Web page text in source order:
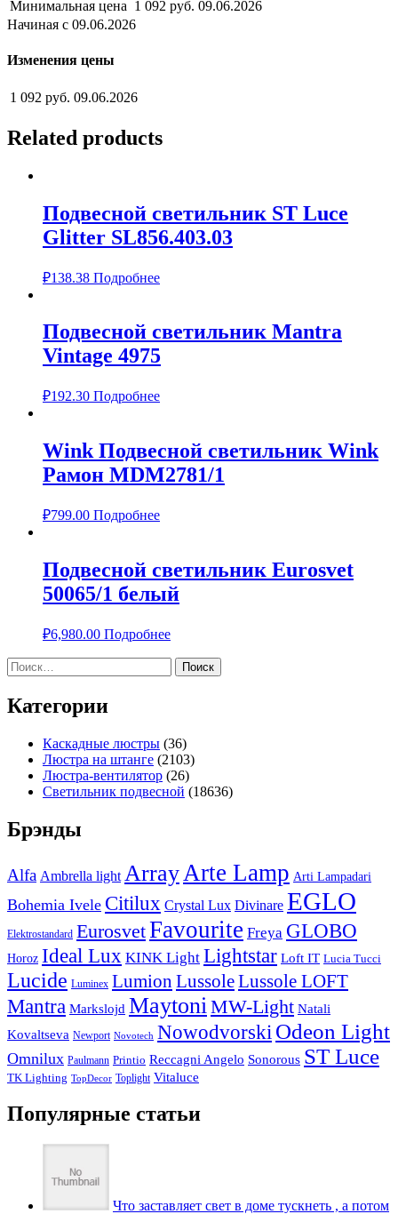
Минимальная цена 1 092 руб. 09.06.2026
Начиная с 09.06.2026
Изменения цены
1 092 руб. 09.06.2026
Related products
Подвесной светильник ST Luce
Glitter SL856.403.03
₽138.38 Подробнее
Подвесной светильник Mantra
Vintage 4975
₽192.30 Подробнее
Wink Подвесной светильник Wink
Рамон MDM2781/1
₽799.00 Подробнее
Подвесной светильник Eurosvet
50065/1 белый
₽6,980.00 Подробнее
Найти:
Категории
Каскадные люстры (36)
Люстра на штанге (2103)
Люстра-вентилятор (26)
Светильник подвесной (18636)
Брэнды
Alfa Ambrella light Array Arte Lamp Arti Lampadari
Bohemia Ivele Citilux Crystal Lux Divinare EGLO
Elektrostandard EurosvetFavourite Freya GLOBO
Horoz Ideal Lux KINK Light Lightstar Loft IT Lucia Tucci
Lucide Luminex Lumion LussoleLussole LOFT
Mantra Markslojd Maytoni MW-Light Natali
Kovaltseva Newport Novotech Nowodvorski Odeon Light
Omnilux Paulmann Printio Reccagni Angelo Sonorous ST Luce
TK Lighting TopDecor Toplight Vitaluce
Популярные статьи
Что заставляет свет в доме тускнеть , а потом